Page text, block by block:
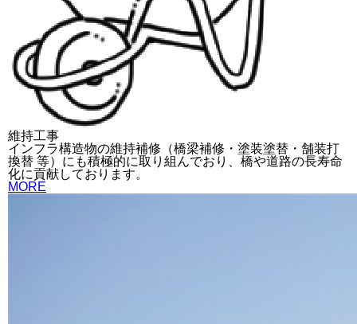
維持工事
インフラ構造物の維持補修（橋梁補修・塗装塗替・舗装打
換替 等）にも積極的に取り組んでおり、橋や道路の長寿命
化に貢献しております。
MORE